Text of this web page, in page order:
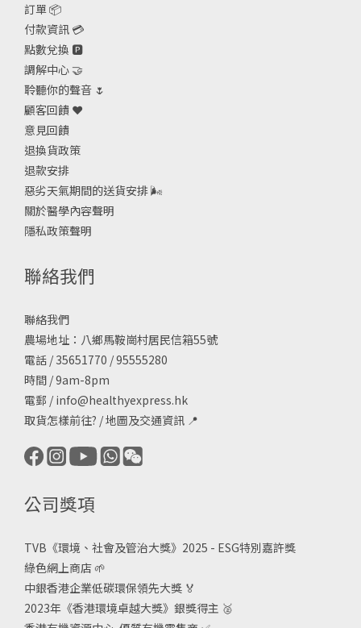
訂單 📦
付款資訊 💳
點數兌換 🅿️
調解中心 🤝
聆聽你的聲音 🌷
顧客回饋 ❤️
意見回饋
退換貨政策
退款安排
惡劣天氣期間的送貨安排🌬
關於醫學內容聲明
隱私政策聲明
聯絡我們
聯絡我們
農場地址：八鄉馬鞍崗村居民信箱55號
電話 / 35651770 / 95555280
時間 / 9am-8pm
電郵 / info@healthyexpress.hk
取貨怎樣前往? /地圖及交通資訊 📍
公司獎項
TVB《環境、社會及管治大獎》2025 - ESG特別嘉許獎
綠色網上商店 🌱
中銀香港企業低碳環保領先大獎 🏅
2023年《香港環境卓越大獎》銀獎得主 🥈